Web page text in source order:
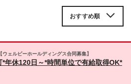
ェルビーホールディングス合同募集】
年休120日～*時間単位で有給取得OK*